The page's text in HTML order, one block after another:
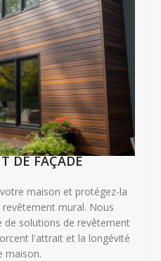
DE FAÇADE
maison et protégez-la
mural. Nous
de solutions de revêtement
l'attrait et la longévité
maison.